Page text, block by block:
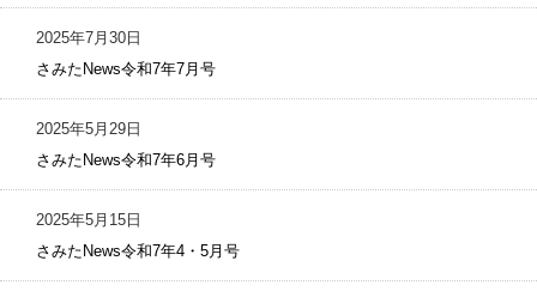
2025年7月30日
さみたNews令和7年7月号
2025年5月29日
さみたNews令和7年6月号
2025年5月15日
さみたNews令和7年4・5月号